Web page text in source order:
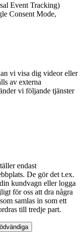
Event Tracking)
Consent Mode,
vi visa dig videor eller
av externa
vi följande tjänster
endast
De gör det t.ex.
kundvagn eller logga
för oss att dra några
samlas in som ett
till tredje part.